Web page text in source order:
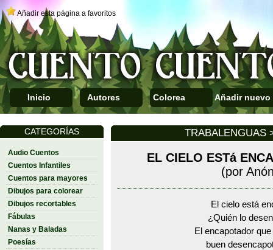
Añadir esta página a favoritos
Inicio Autores Colorea Añadir nuevo
CATEGORÍAS
Audio Cuentos
Cuentos Infantiles
Cuentos para mayores
Dibujos para colorear
Dibujos recortables
Fábulas
Nanas y Baladas
Poesías
TRABALENGUAS
EL CIELO ESTá
(por
El cielo está
¿Quién lo
El encapotador
buen